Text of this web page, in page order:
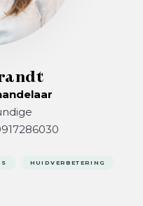
HUIDVERBETERING